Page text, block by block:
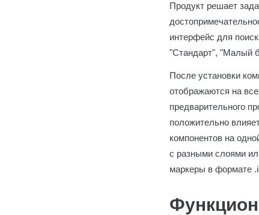
Продукт решает
интерфейс для
"Стандарт", "Малый
После установки
отображаются на
предварительного
положительно
компонентов на
с разными слоями
маркеры в формате